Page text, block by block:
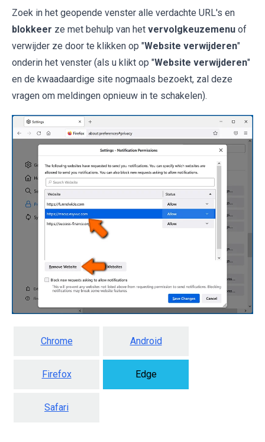
Zoek in het geopende venster alle verdachte URL's en
blokkeer ze met behulp van het vervolgkeuzemenu of
verwijder ze door te klikken op "Website verwijderen"
onderin het venster (als u klikt op "Website verwijderen"
en de kwaadaardige site nogmaals bezoekt, zal deze
vragen om meldingen opnieuw in te schakelen).
Chrome Android
Firefox Edge
Safari